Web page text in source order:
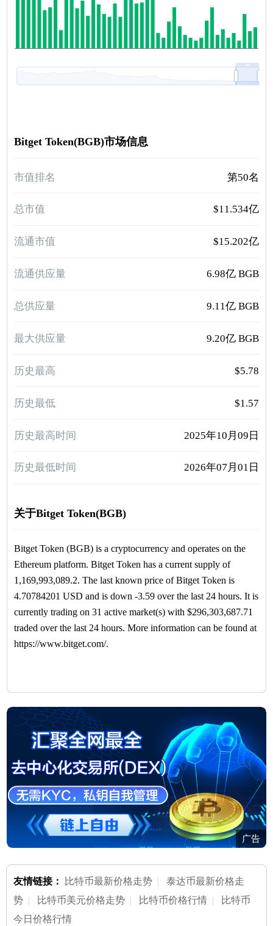
Bitget Token(BGB)市场信息
市值排名 第50名
总市值 $11.534亿
流通市值 $15.202亿
流通供应量 6.98亿 BGB
总供应量 9.11亿 BGB
最大供应量 9.20亿 BGB
历史最高 $5.78
历史最低 $1.57
历史最高时间 2025年10月09日
历史最低时间 2026年07月01日
关于Bitget Token(BGB)
Bitget Token (BGB) is a cryptocurrency and operates on the
Ethereum platform. Bitget Token has a current supply of
1,169,993,089.2. The last known price of Bitget Token is
4.70784201 USD and is down -3.59 over the last 24 hours. It is
currently trading on 31 active market(s) with $296,303,687.71
traded over the last 24 hours. More information can be found at
https://www.bitget.com/.
广告
友情链接： 比特币最新价格走势 |泰达币最新价格走
势 | 比特币美元价格走势 | 比特币价格行情 | 比特币
今日价格行情